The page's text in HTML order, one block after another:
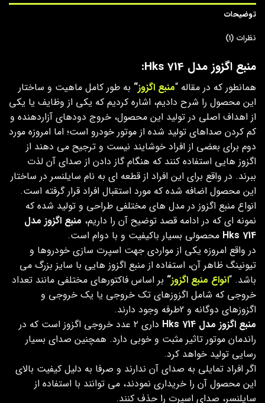
توضیحات
نظرات (1)
منبع اگزوز مدل Hks 714:
همانطور که در مقاله “منبع اگزوز“ به طور کامل ماهیت و ساختار
این محصول را شرح دادیم، اشاره کردیم که یکی از وظایف یا یکی
از اهداف اصلی در تولید این محصول، خروج دودهای آزاردهنده و
کم کردن صداهای تولید شده از موتور خودرو است؛ اما امروزه مورد
دوم برای بعضی از افراد خوشایند نیست و ترجیح می دهند از
اگزوز هایی استفاده کنند که هنگام گاز دادن از صدای آن لذت
ببرند. در واقع برای این افراد از قطعه ای به نام سایلنسر در ساختار
این محصول اضافه شده که مورد استقبال افراد قرار گرفته است.
انواع منبع اگزوز در مدل های مختلفی طراحی و تولید شده که
نمونه ای که در ادامه قصد توضیح آن را داریم، منبع اگزوز مدل
Hks 714 محصولی بسیار باکیفیت و با دوام است.
در واقع امروزه یکی از مواردی جهت اسپرت سازی خودروها و
تیونینگ ظاهر آن، استفاده از منبع اگزوز هایی با سایز بزرگ می
باشد. “انواع منبع اگزوز“ بر اساس فاکتورهای مختلفی مانند تعداد
خروجی که شامل اگزوزهای تک خروجی یا یک خروجی و
اگزوزهای دوگانه و 2طرفه وجود دارند.
منبع اگزوز مدل Hks 714
داری ۲ عدد خروجی اگزوز است که در
راندمان موتور تاثیر مثبت و خوبی دارد. همچنین صدای بسیار
رسایی تولید خواهد کرد.
اگر افراد تمایلی به صدای آن ندارند و صرفا به دلیل کیفیت بالای
این محصول آن را خریداری نمودند، می توانند با استفاده از
سایلنسر، صدای اسپرت را حذف کنند.